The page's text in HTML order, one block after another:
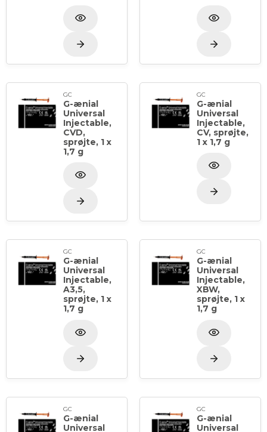
GC
G-ænial
Universal
Injectable,
CVD,
sprøjte, 1 x
1,7 g
GC
G-ænial
Universal
Injectable,
CV, sprøjte,
1 x 1,7 g
GC
G-ænial
Universal
Injectable,
A3,5,
sprøjte, 1 x
1,7 g
GC
G-ænial
Universal
Injectable,
XBW,
sprøjte, 1 x
1,7 g
GC
G-ænial
Universal
GC
G-ænial
Universal